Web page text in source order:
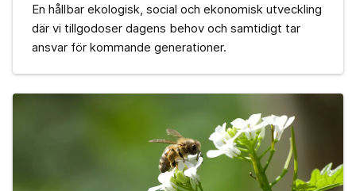
En hållbar ekologisk, social och ekonomisk utveckling
där vi tillgodoser dagens behov och samtidigt tar
ansvar för kommande generationer.